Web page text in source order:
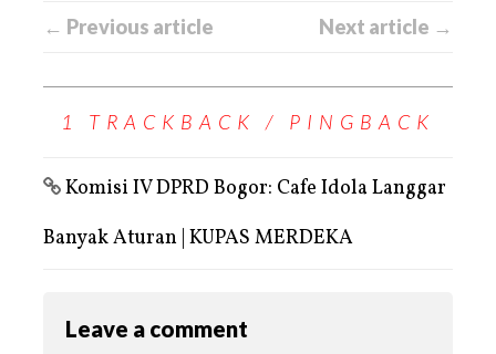
← Previous article Next article →
1 TRACKBACK / PINGBACK
Komisi IV DPRD Bogor: Cafe Idola Langgar
Banyak Aturan | KUPAS MERDEKA
Leave a comment